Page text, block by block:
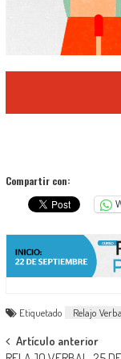
Compartir con:
Etiquetado Relajo
Navegación
Artículo anterior